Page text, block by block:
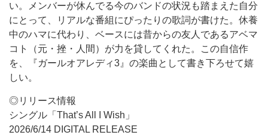
い。メンバーが休んでる今のバンドの状況も踏まえた自分
にとって、リアルな番組にぴったりの歌詞が書けた。休養
中のハマに代わり、ベースには昔からの友人であるアベマ
コト（元・挫・人間）が力を貸してくれた。この自信作
を、『ガールオアレディ3』の楽曲として書き下ろせて嬉
しい。
◎リリース情報
シングル「That’s All I Wish」
2026/6/14 DIGITAL RELEASE